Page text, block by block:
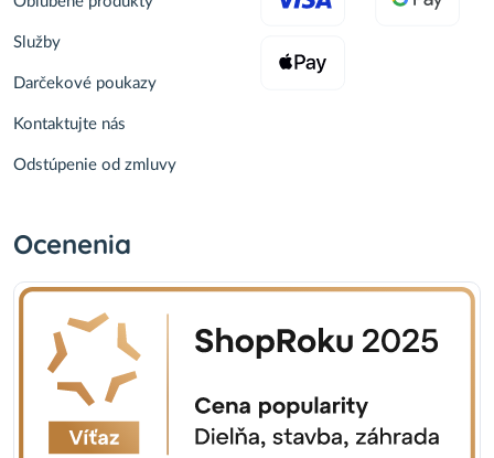
Služby
Darčekové poukazy
Kontaktujte nás
Odstúpenie od zmluvy
Ocenenia